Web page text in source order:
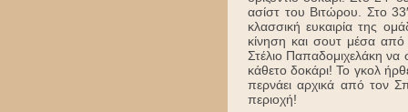
ασίστ του Βιτώρου. Στο
κλασσική ευκαιρία της
κίνηση και σουτ μέσα
Στέλιο Παπαδομιχελάκη
κάθετο δοκάρι! Το γκολ
περνάει αρχικά από τον
περιοχή!